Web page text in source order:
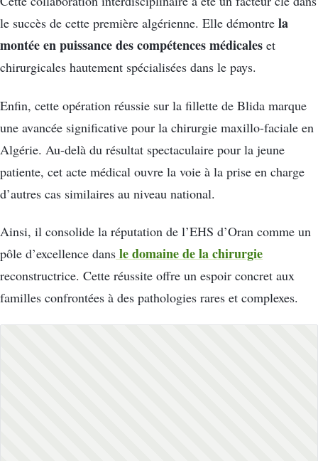
le succès de cette première algérienne. Elle démontre la
montée en puissance des compétences médicales et
chirurgicales hautement spécialisées dans le pays.
Enfin, cette opération réussie sur la fillette de Blida marque
une avancée significative pour la chirurgie maxillo-faciale en
Algérie. Au-delà du résultat spectaculaire pour la jeune
patiente, cet acte médical ouvre la voie à la prise en charge
d’autres cas similaires au niveau national.
Ainsi, il consolide la réputation de l’EHS d’Oran comme un
pôle d’excellence dans le domaine de la chirurgie
reconstructrice. Cette réussite offre un espoir concret aux
familles confrontées à des pathologies rares et complexes.